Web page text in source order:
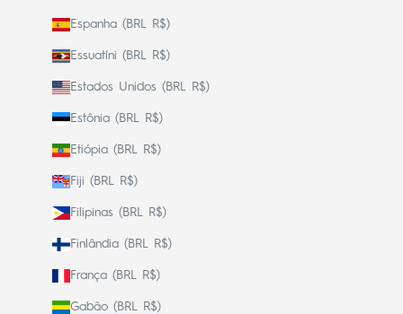
Espanha (BRL R$)
Essuatíni (BRL R$)
Estados Unidos (BRL R$)
Estônia (BRL R$)
Etiópia (BRL R$)
Fiji (BRL R$)
Filipinas (BRL R$)
Finlândia (BRL R$)
França (BRL R$)
Gabão (BRL R$)